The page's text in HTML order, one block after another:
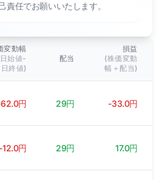
責任でお願いいたします。
変動幅
始値-
終値)
配当
損益
(株価変動
幅＋配当)
円 29円 -33.0円
-12.0円 29円 17.0円